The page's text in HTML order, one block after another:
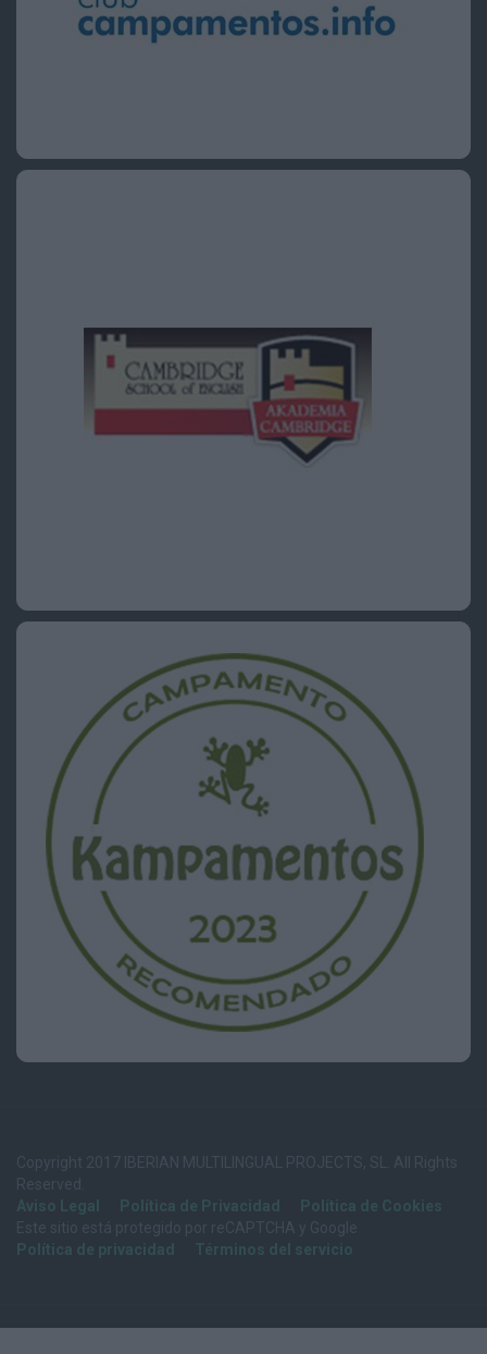
Copyright 2017 IBERIAN MULTILINGUAL PROJECTS, SL. All Rights
Reserved.
Aviso Legal
Política de Privacidad
Política de Cookies
Este sitio está protegido por reCAPTCHA y Google
Política de privacidad
Términos del servicio